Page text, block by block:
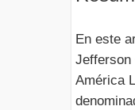
En este
Jefferson
América